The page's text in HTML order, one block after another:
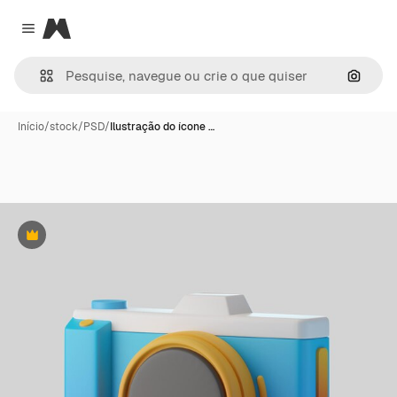
Close menu
Magnific
Início/stock/PSD/Ilustração do ícone …
Premium